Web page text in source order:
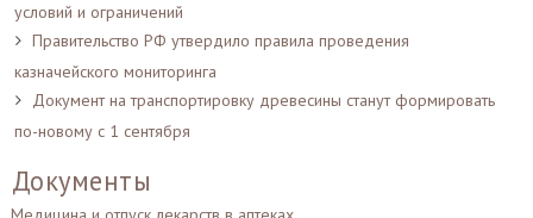
условий и ограничений
Правительство РФ утвердило правила проведения
казначейского мониторинга
Документ на транспортировку древесины станут формировать
по-новому с 1 сентября
Документы